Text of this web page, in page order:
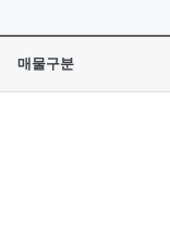
매물구분